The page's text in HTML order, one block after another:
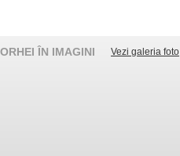
ORHEI ÎN IMAGINI Vezi galeria foto